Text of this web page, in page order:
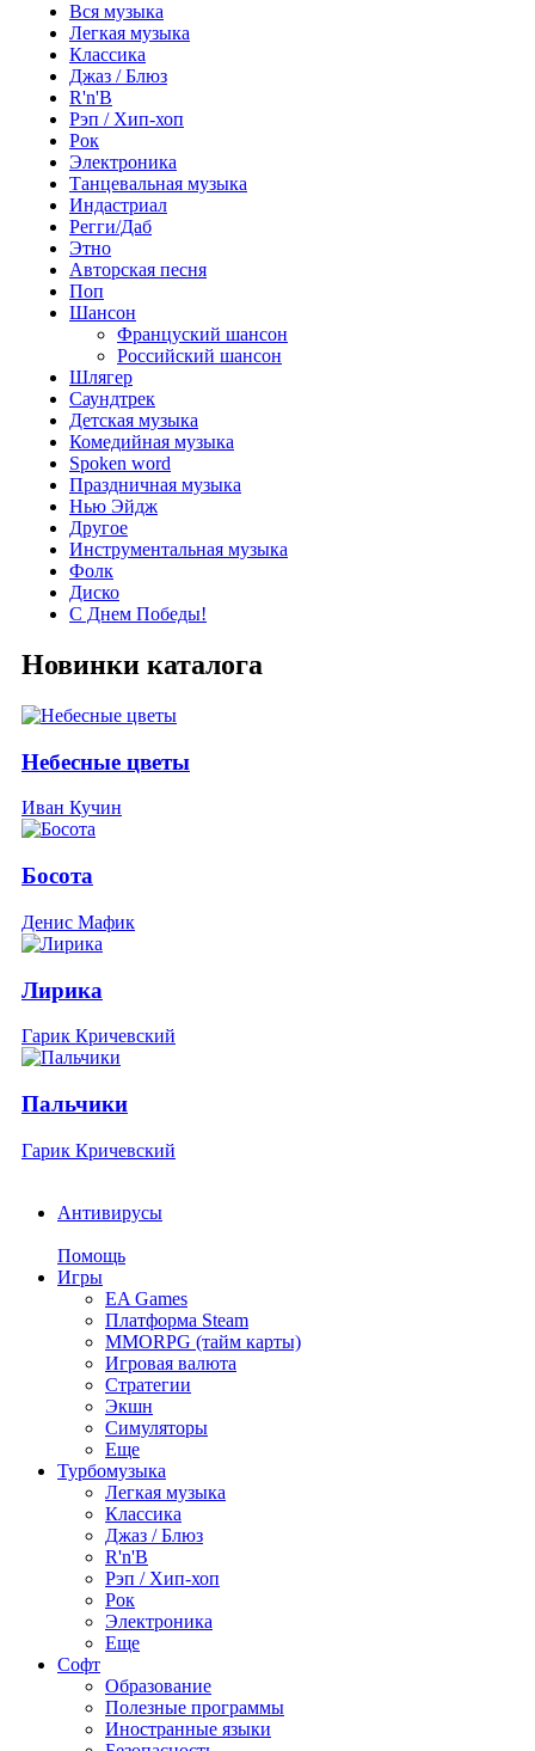
Вся музыка
Легкая музыка
Классика
Джаз / Блюз
R'n'B
Рэп / Хип-хоп
Рок
Электроника
Танцевальная музыка
Индастриал
Регги/Даб
Этно
Авторская песня
Поп
Шансон
Француский шансон
Российский шансон
Шлягер
Саундтрек
Детская музыка
Комедийная музыка
Spoken word
Праздничная музыка
Нью Эйдж
Другое
Инструментальная музыка
Фолк
Диско
С Днем Победы!
Новинки каталога
Небесные цветы
Иван Кучин
Босота
Денис Мафик
Лирика
Гарик Кричевский
Пальчики
Гарик Кричевский
Антивирусы
Помощь
Игры
EA Games
Платформа Steam
MMORPG (тайм карты)
Игровая валюта
Стратегии
Экшн
Симуляторы
Еще
Турбомузыка
Легкая музыка
Классика
Джаз / Блюз
R'n'B
Рэп / Хип-хоп
Рок
Электроника
Еще
Софт
Образование
Полезные программы
Иностранные языки